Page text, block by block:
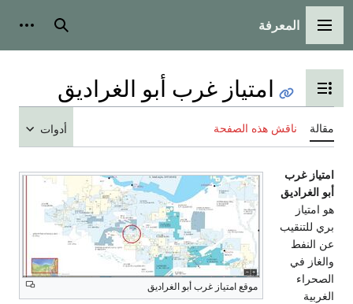
القائمة الرئيسية
المعرفة بحث
تبديل عرض جدول المحتويات
امتياز غرب أبو الغراديق
مقالة ناقش هذه الصفحة أدوات
موقع امتياز غرب أبو الغراديق
امتياز غرب
أبو الغراديق
هو امتياز
بري للتنقيب
عن النفط
والغاز في
الصحراء
الغربية